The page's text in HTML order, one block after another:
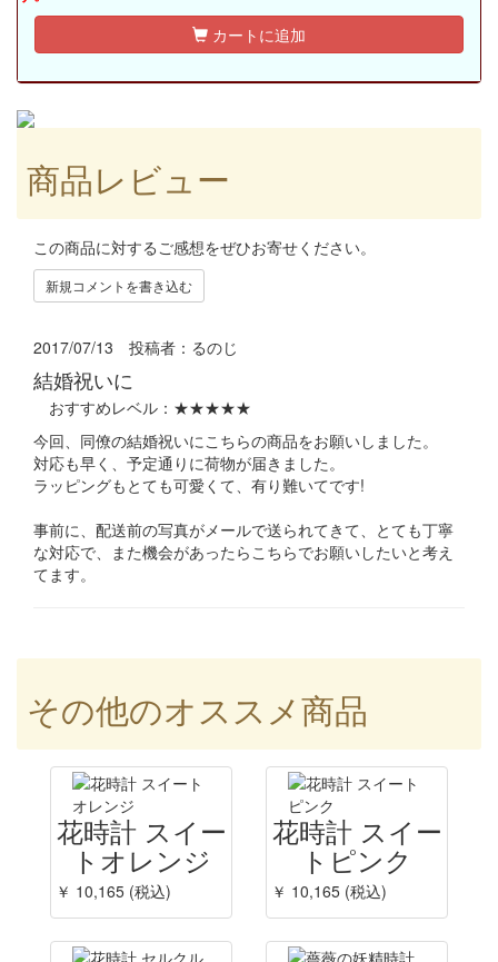
カートに追加
商品レビュー
この商品に対するご感想をぜひお寄せください。
新規コメントを書き込む
2017/07/13 投稿者： るのじ
結婚祝いに
おすすめレベル： ★★★★★
今回、同僚の結婚祝いにこちらの商品をお願いしました。
対応も早く、予定通りに荷物が届きました。
ラッピングもとても可愛くて、有り難いてです!
事前に、配送前の写真がメールで送られてきて、とても丁寧
な対応で、また機会があったらこちらでお願いしたいと考え
てます。
その他のオススメ商品
花時計 スイー
トオレンジ
￥ 10,165 (税込)
花時計 スイー
トピンク
￥ 10,165 (税込)